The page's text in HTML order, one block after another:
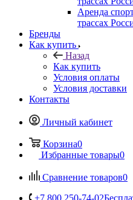
Аренда
трассах
Бренды
Как купить
Назад
Как купить
Условия оплаты
Условия доставки
Контакты
Личный кабинет
Корзина0
Избранные товары0
Сравнение товаров0
+7 800 250-74-02